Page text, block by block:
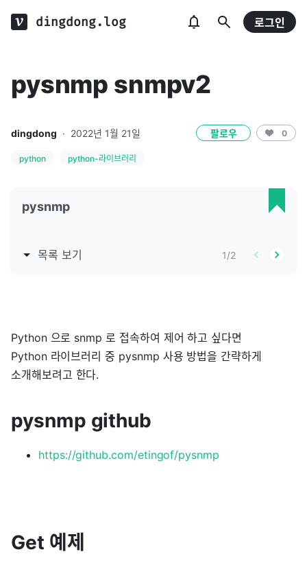
dingdong.log 로그인
pysnmp snmpv2
dingdong · 2022년 1월 21일 팔로우 0
python python-라이브러리
pysnmp
목록 보기 1/2
Python 으로 snmp 로 접속하여 제어 하고 싶다면
Python 라이브러리 중 pysnmp 사용 방법을 간략하게
소개해보려고 한다.
pysnmp github
https://github.com/etingof/pysnmp
Get 예제